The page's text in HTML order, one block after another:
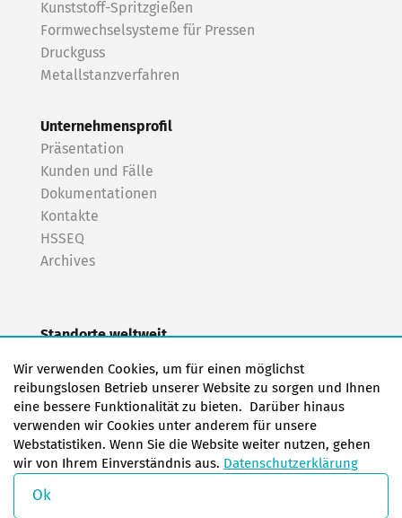
Kunststoff-Spritzgießen
Formwechselsysteme für Pressen
Druckguss
Metallstanzverfahren
Unternehmensprofil
Präsentation
Kunden und Fälle
Dokumentationen
Kontakte
HSSEQ
Archives
Standorte weltweit
EAS Deutschland Norden (Frankfurt a.M.)
EAS Deutschland Süden (Stuttgart)
EAS Frankreich
EAS Italien
EAS USA
EAS China
Wir verwenden Cookies, um für einen möglichst
reibungslosen Betrieb unserer Website zu sorgen und Ihnen
eine bessere Funktionalität zu bieten. Darüber hinaus
verwenden wir Cookies unter anderem für unsere
Webstatistiken. Wenn Sie die Website weiter nutzen, gehen
wir von Ihrem Einverständnis aus. Datenschutzerklärung
Ok